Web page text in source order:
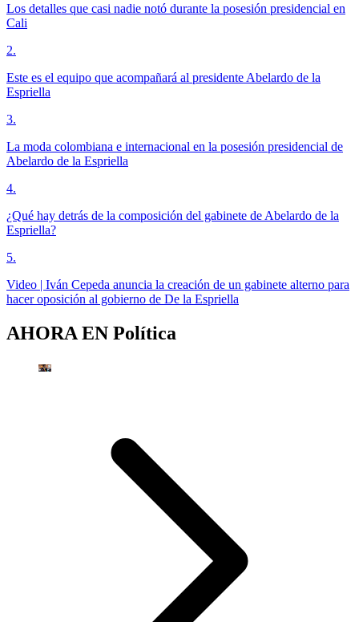
Los detalles que casi nadie notó durante la posesión presidencial en
Cali
2.
Este es el equipo que acompañará al presidente Abelardo de la
Espriella
3.
La moda colombiana e internacional en la posesión presidencial de
Abelardo de la Espriella
4.
¿Qué hay detrás de la composición del gabinete de Abelardo de la
Espriella?
5.
Video | Iván Cepeda anuncia la creación de un gabinete alterno para
hacer oposición al gobierno de De la Espriella
AHORA EN Política